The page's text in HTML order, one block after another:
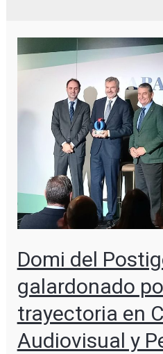
Domi del
galardonado
trayectoria en
Audiovisual y